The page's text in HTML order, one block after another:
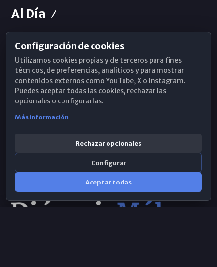
Al Día
Horarios de Misa
Hemeroteca
WhatsApp
Configuración de cookies
Utilizamos cookies propias y de terceros para fines
técnicos, de preferencias, analíticos y para mostrar
contenidos externos como YouTube, X o Instagram.
Puedes aceptar todas las cookies, rechazar las
opcionales o configurarlas.
Más información
Rechazar opcionales
Configurar
Aceptar todas